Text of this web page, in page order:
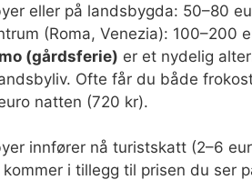
eller på landsbygda: 50–80
(Roma, Venezia): 100–200
(gårdsferie) er et nydelig
Ofte får du både
natten (720 kr).
innfører nå turistskatt (2–6
i tillegg til prisen du ser